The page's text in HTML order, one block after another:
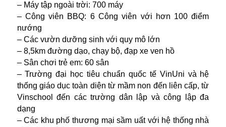
– Máy tập ngoài trời: 700 máy
– Công viên BBQ: 6 Công viên với hơn 100 điểm
nướng
– Các vườn dưỡng sinh với quy mô lớn
– 8,5km đường dạo, chạy bộ, đạp xe ven hồ
– Sân chơi trẻ em: 60 sân
– Trường đại học tiêu chuẩn quốc tế VinUni và hệ
thống giáo dục toàn diện từ mầm non đến liên cấp, từ
Vinschool đến các trường dân lập và công lập đa
dạng
– Các khu phố thương mại sầm uất với hệ thống nhà